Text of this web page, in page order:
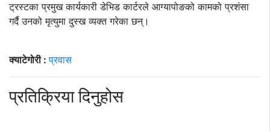
ट्रस्टका प्रमुख कार्यकारी डेभिड कार्टरले आग्यापोङको कामको प्रशंसा
गर्दै उनको मृत्युमा दुस्ख व्यक्त गरेका छन्।
क्याटेगोरी :प्रवास
प्रतिक्रिया दिनुहोस